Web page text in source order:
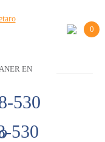
0
EN
530
530